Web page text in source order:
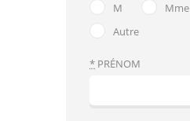
M
Mme
Autre
* PRÉNOM